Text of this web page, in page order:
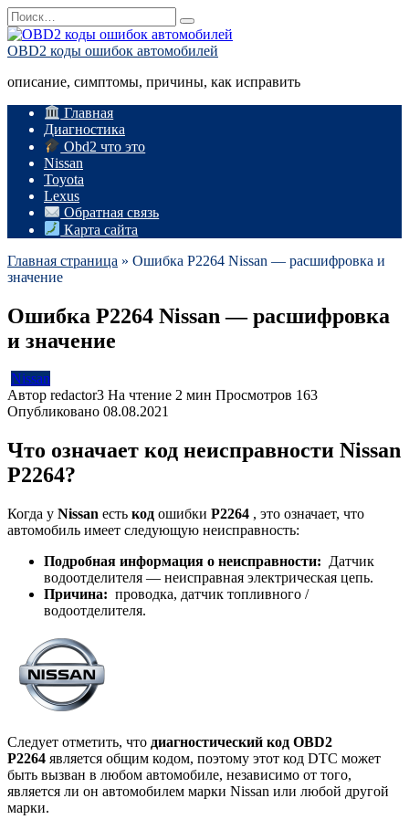
Перейти
к
содержанию
Search
for:
OBD2 коды ошибок автомобилей
описание, симптомы, причины, как исправить
Главная
Диагностика
Obd2 что это
Nissan
Toyota
Lexus
Обратная связь
Карта сайта
Главная страница » Ошибка P2264 Nissan — расшифровка и
значение
Ошибка P2264 Nissan — расшифровка
и значение
Nissan
Автор redactor3 На чтение 2 мин Просмотров 163
Опубликовано 08.08.2021
Что означает код неисправности Nissan
P2264?
Когда у Nissan есть код ошибки P2264 , это означает, что
автомобиль имеет следующую неисправность:
Подробная информация о неисправности: Датчик
водоотделителя — неисправная электрическая цепь.
Причина: проводка, датчик топливного /
водоотделителя.
Следует отметить, что диагностический код OBD2
P2264 является общим кодом, поэтому этот код DTC может
быть вызван в любом автомобиле, независимо от того,
является ли он автомобилем марки Nissan или любой другой
марки.